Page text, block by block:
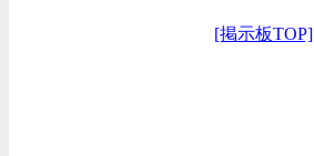
[掲示板TOP]